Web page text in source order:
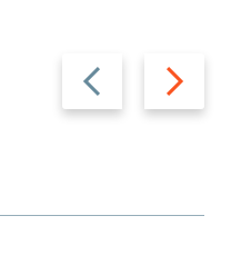
Назад Вперед